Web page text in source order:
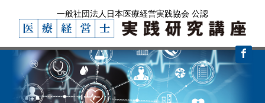
一般社団法人日本医療経営実践協会 公認